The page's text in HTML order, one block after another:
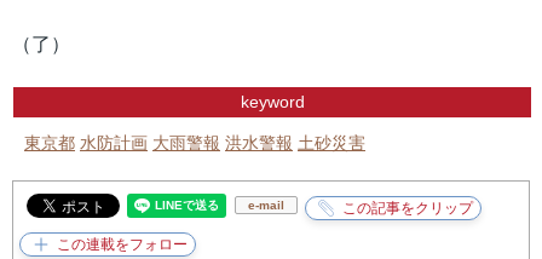
（了）
keyword
東京都 水防計画 大雨警報 洪水警報 土砂災害
e-mail